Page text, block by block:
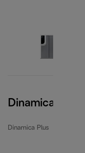
Dinamica Plus
Dinamica Plus